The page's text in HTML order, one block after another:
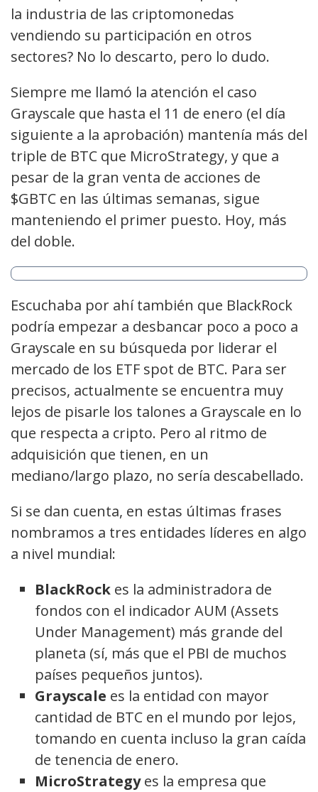
la industria de las criptomonedas
vendiendo su participación en otros
sectores? No lo descarto, pero lo dudo.
Siempre me llamó la atención el caso
Grayscale que hasta el 11 de enero (el día
siguiente a la aprobación) mantenía más del
triple de BTC que MicroStrategy, y que a
pesar de la gran venta de acciones de
$GBTC en las últimas semanas, sigue
manteniendo el primer puesto. Hoy, más
del doble.
Escuchaba por ahí también que BlackRock
podría empezar a desbancar poco a poco a
Grayscale en su búsqueda por liderar el
mercado de los ETF spot de BTC. Para ser
precisos, actualmente se encuentra muy
lejos de pisarle los talones a Grayscale en lo
que respecta a cripto. Pero al ritmo de
adquisición que tienen, en un
mediano/largo plazo, no sería descabellado.
Si se dan cuenta, en estas últimas frases
nombramos a tres entidades líderes en algo
a nivel mundial:
BlackRock es la administradora de
fondos con el indicador AUM (Assets
Under Management) más grande del
planeta (sí, más que el PBI de muchos
países pequeños juntos).
Grayscale es la entidad con mayor
cantidad de BTC en el mundo por lejos,
tomando en cuenta incluso la gran caída
de tenencia de enero.
MicroStrategyes la empresa que